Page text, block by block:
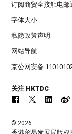
订阅商贸全接触电邮
字体大小
私隐政策声明
网站导航
京公网安备
关注 HKTDC
© 2026